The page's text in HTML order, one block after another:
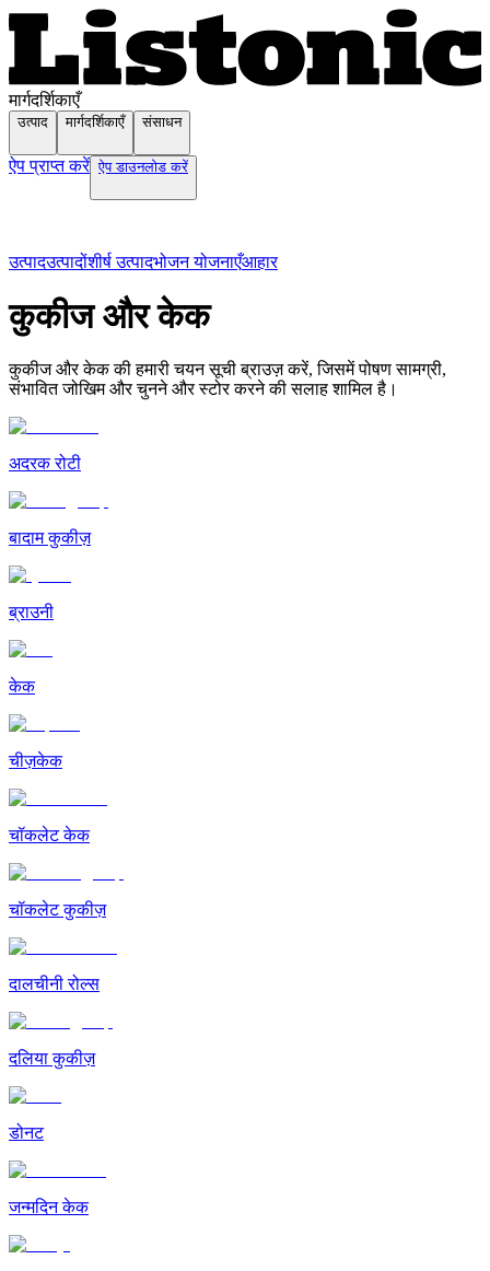
मार्गदर्शिकाएँ
उत्पाद मार्गदर्शिकाएँ संसाधन
ऐप प्राप्त करें ऐप डाउनलोड करें
उत्पादउत्पादोंशीर्ष उत्पादभोजन योजनाएँआहार
कुकीज और केक
कुकीज और केक की हमारी चयन सूची ब्राउज़ करें, जिसमें पोषण सामग्री,
संभावित जोखिम और चुनने और स्टोर करने की सलाह शामिल है।
अदरक रोटी
बादाम कुकीज़
ब्राउनी
केक
चीज़केक
चॉकलेट केक
चॉकलेट कुकीज़
दालचीनी रोल्स
दलिया कुकीज़
डोनट
जन्मदिन केक